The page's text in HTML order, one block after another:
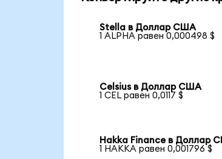
Stella в Доллар США
1 ALPHA равен 0,000498 $
Celsius в Доллар США
1 CEL равен 0,0117 $
Hakka Finance в Доллар
1 HAKKA равен 0,001796 $